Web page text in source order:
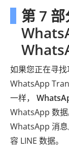
第 7
如果您正在寻
WhatsApp
一样，
WhatsApp 数
WhatsApp 消
容 LINE 数据。